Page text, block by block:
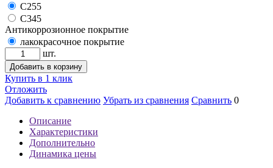
С255
С345
Антикоррозионное покрытие
лакокрасочное покрытие
шт.
Добавить в корзину
Купить в 1 клик
Отложить
Добавить к сравнению Убрать из сравнения Сравнить 0
Описание
Характеристики
Дополнительно
Динамика цены